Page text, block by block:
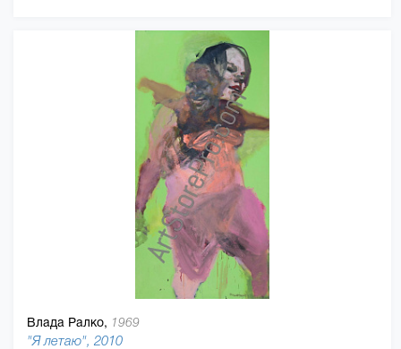
Влада Ралко, 1969
"Я летаю", 2010